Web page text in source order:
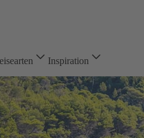
Inspiration